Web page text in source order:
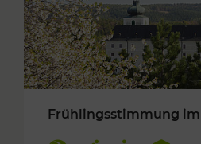
Frühlingsstimmung